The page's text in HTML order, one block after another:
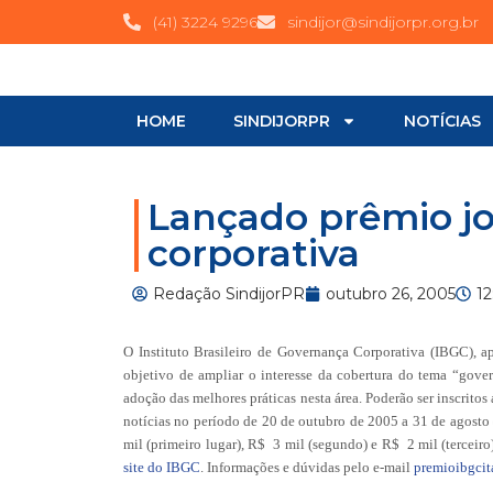
(41) 3224 9296 sindijor@sindijorpr.org.br
HOME SINDIJORPR NOTÍCIAS
Lançado prêmio
corporativa
Redação SindijorPR outubro 26, 2005
O Instituto Brasileiro de Governança Corporativa (IBGC),
objetivo de ampliar o interesse da cobertura do tema
adoção das melhores práticas nesta área. Poderão ser
notícias no período de 20 de outubro de2005 a 31 de
mil (primeiro lugar), R$ 3 mil (segundo) e R$ 2 mil
site do IBGC . Informações e dúvidas pelo e-mail